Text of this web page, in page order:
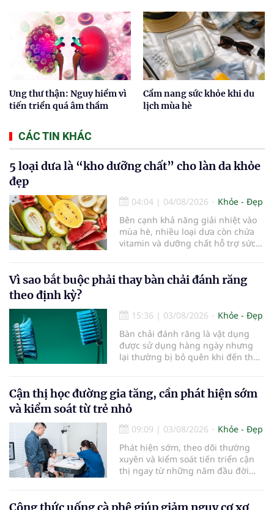
Ung thư thận: Nguy hiểm vì
tiến triển quá âm thầm
Cẩm nang sức khỏe khi du
lịch mùa hè
CÁC TIN KHÁC
5 loại dưa là “kho dưỡng chất” cho làn da khỏe
đẹp
04:04 | 04/08/2026
Khỏe - Đẹp
Bên cạnh khả năng giải nhiệt vào
mùa hè, nhiều loại dưa còn chứa
vitamin và dưỡng chất hỗ trợ sức
Vì sao bắt buộc phải thay bàn chải đánh răng
theo định kỳ?
15:36 | 03/08/2026
Khỏe - Đẹp
Bàn chải đánh răng là vật dụng
được sử dụng hàng ngày nhưng
lại thường bị bỏ quên khi đến thời
bàn chải quá lâu có thể làm giảm
hiệu quả làm sạch và ảnh hưởng
đến sức khỏe răng miệng...
Cận thị học đường gia tăng, cần phát hiện sớm
và kiểm soát từ trẻ nhỏ
09:09 | 03/08/2026
Khỏe - Đẹp
Phát hiện sớm, theo dõi thường
xuyên và kiểm soát tiến triển cận
thị ngay từ những năm đầu đời
trẻ. Đây cũng là định hướng của